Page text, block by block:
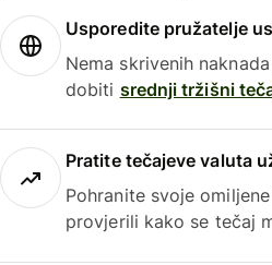
Usporedite pružatelje
Nema skrivenih
dobiti srednji tržišni
Pratite tečajeve valuta
Pohranite svoje
provjerili kako se tečaj